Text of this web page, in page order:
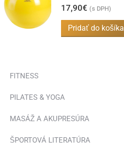
17,90€ (s DPH)
Pridať do košíka
FITNESS
PILATES & YOGA
MASÁŽ A AKUPRESÚRA
ŠPORTOVÁ LITERATÚRA